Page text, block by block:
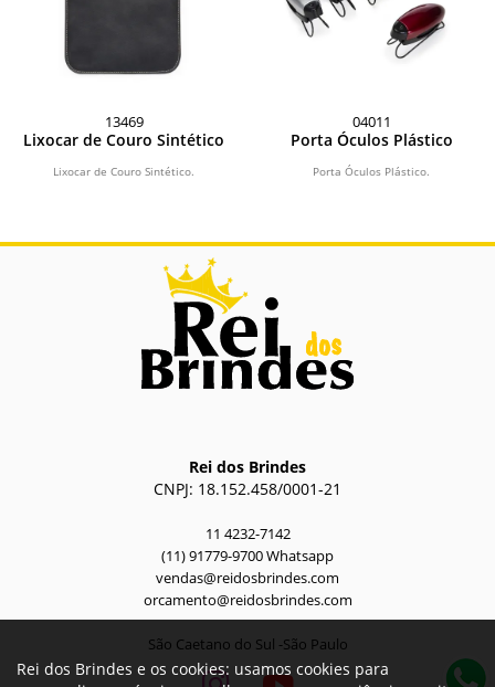
13469
Lixocar de Couro Sintético
Lixocar de Couro Sintético.
04011
Porta Óculos Plástico
Porta Óculos Plástico.
Rei dos Brindes
CNPJ: 18.152.458/0001-21
11 4232-7142
(11) 91779-9700 Whatsapp
vendas@reidosbrindes.com
orcamento@reidosbrindes.com
São Caetano do Sul -São Paulo
Rei dos Brindes e os cookies: usamos cookies para